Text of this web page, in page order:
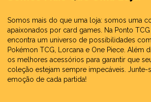
Somos mais do que uma loja: somos uma
apaixonados por card games. Na Ponto
encontra um universo de possibilidades
Pokémon TCG, Lorcana e One Piece. Além
os melhores acessórios para garantir que
coleção estejam sempre impecáveis. Junte-
emoção de cada partida!